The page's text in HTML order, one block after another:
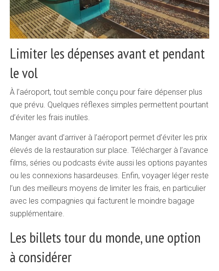
Limiter les dépenses avant et pendant
le vol
À l’aéroport, tout semble conçu pour faire dépenser plus
que prévu. Quelques réflexes simples permettent pourtant
d’éviter les frais inutiles.
Manger avant d’arriver à l’aéroport permet d’éviter les prix
élevés de la restauration sur place. Télécharger à l’avance
films, séries ou podcasts évite aussi les options payantes
ou les connexions hasardeuses. Enfin, voyager léger reste
l’un des meilleurs moyens de limiter les frais, en particulier
avec les compagnies qui facturent le moindre bagage
supplémentaire.
Les billets tour du monde, une option
à considérer